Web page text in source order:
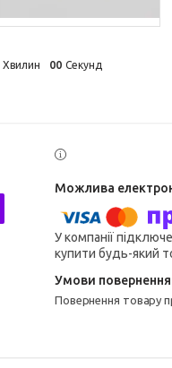
Хвилин 00 Секунд
У компанії
купити будь-який
повернення товару